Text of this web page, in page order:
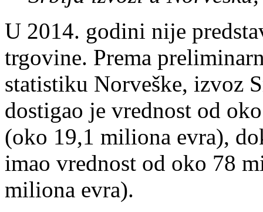
U 2014. godini nije
trgovine. Prema
statistiku Norveške, izvoz
dostigao je vrednost od
(oko 19,1 miliona evra),
imao vrednost od oko 78
miliona evra).